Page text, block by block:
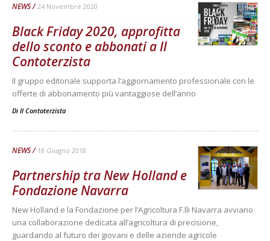
NEWS 24 Novembre 2020
Black Friday 2020, approfitta
dello sconto e abbonati a Il
Contoterzista
Il gruppo editoriale supporta l’aggiornamento professionale con le
offerte di abbonamento più vantaggiose dell’anno
Di Il Contoterzista
NEWS 18 Giugno 2018
Partnership tra New Holland e
Fondazione Navarra
New Holland e la Fondazione per l’Agricoltura F.lli Navarra avviano
una collaborazione dedicata all’agricoltura di precisione,
guardando al futuro dei giovani e delle aziende agricole